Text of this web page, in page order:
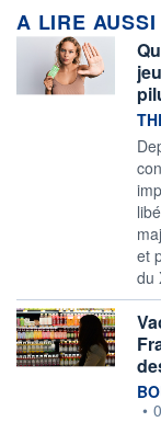
A LIRE AUSSI
et
du
•